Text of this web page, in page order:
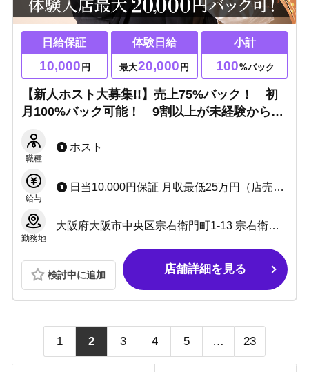
日給保証
10,000 円
体験日給
最大20,000 円
小計
100%バック
【新人ホスト大募集!!】売上75%バック！ 初
月100%バック可能！ 9割以上が未経験からの
職種
ホスト
給与
日当10,000円保証 月収最低25万円（店売上上がればUP） ＋歩合50%～+α
勤務地
大阪府大阪市中央区宗右衛門町1-13 宗右衛門町クリスタルビル8F
検討中に追加 店舗詳細を見る
1 2 3 4 5 … 23